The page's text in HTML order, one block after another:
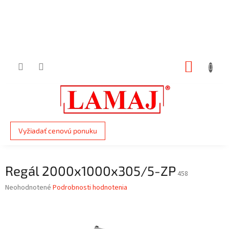
Vyžiadať cenovú ponuku
Regál 2000x1000x305/5-ZP 458
Priemerné
Neohodnotené Podrobnosti hodnotenia